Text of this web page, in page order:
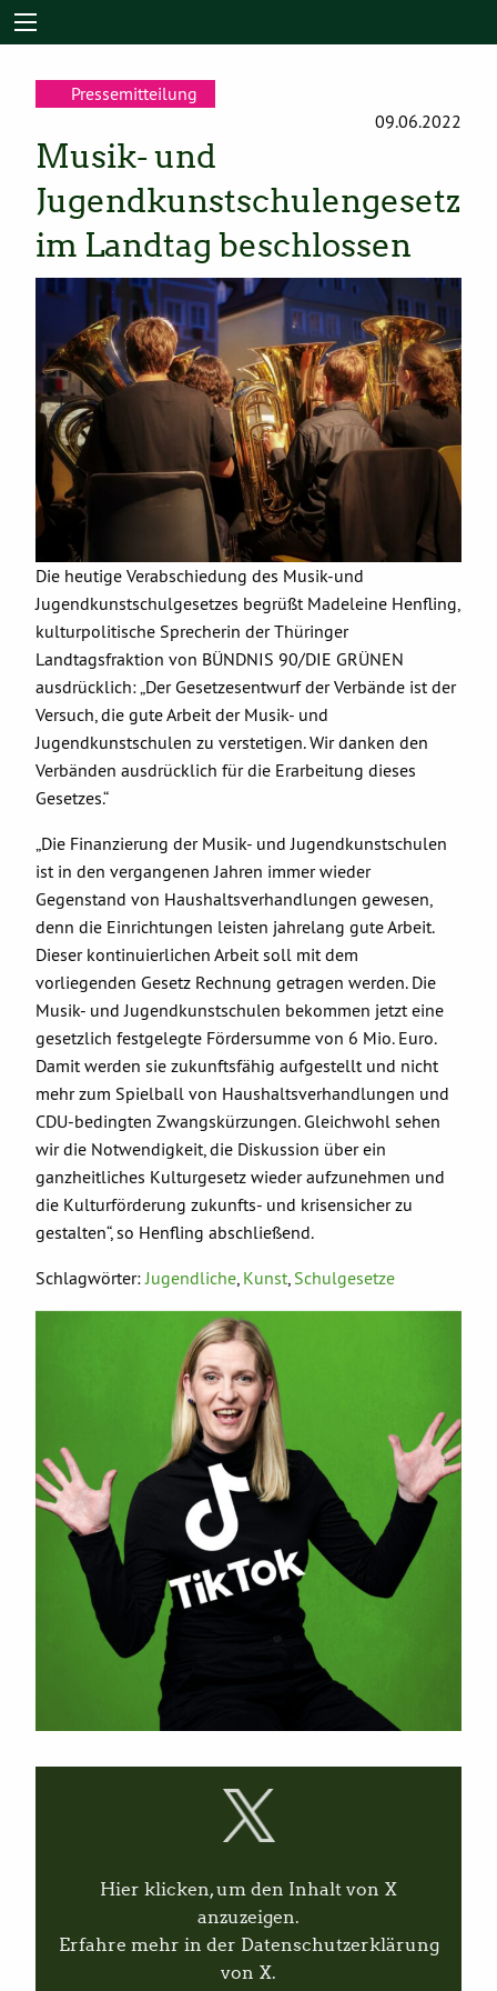
Pressemitteilung
09.06.2022
Musik- und
Jugendkunstschulengesetz
im Landtag beschlossen
Die heutige Verabschiedung des Musik-und
Jugendkunstschulgesetzes begrüßt Madeleine Henfling,
kulturpolitische Sprecherin der Thüringer
Landtagsfraktion von BÜNDNIS 90/DIE GRÜNEN
ausdrücklich: „Der Gesetzesentwurf der Verbände ist der
Versuch, die gute Arbeit der Musik- und
Jugendkunstschulen zu verstetigen. Wir danken den
Verbänden ausdrücklich für die Erarbeitung dieses
Gesetzes.“
„Die Finanzierung der Musik- und Jugendkunstschulen
ist in den vergangenen Jahren immer wieder
Gegenstand von Haushaltsverhandlungen gewesen,
denn die Einrichtungen leisten jahrelang gute Arbeit.
Dieser kontinuierlichen Arbeit soll mit dem
vorliegenden Gesetz Rechnung getragen werden. Die
Musik- und Jugendkunstschulen bekommen jetzt eine
gesetzlich festgelegte Fördersumme von 6 Mio. Euro.
Damit werden sie zukunftsfähig aufgestellt und nicht
mehr zum Spielball von Haushaltsverhandlungen und
CDU-bedingten Zwangskürzungen. Gleichwohl sehen
wir die Notwendigkeit, die Diskussion über ein
ganzheitliches Kulturgesetz wieder aufzunehmen und
die Kulturförderung zukunfts- und krisensicher zu
gestalten“, so Henfling abschließend.
Schlagwörter:Jugendliche Kunst Schulgesetze
Hier klicken, um den Inhalt von X
anzuzeigen.
Erfahre mehr in der Datenschutzerklärung
von X.